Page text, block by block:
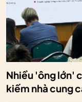
Nhiều 'ông lớn'
kiếm nhà cung